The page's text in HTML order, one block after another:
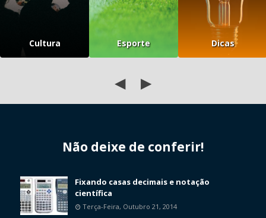
Cultura Esporte Dicas
◀ ▶
Não deixe de conferir!
Fixando casas decimais e notação
científica
Terça-Feira, Outubro 21, 2014